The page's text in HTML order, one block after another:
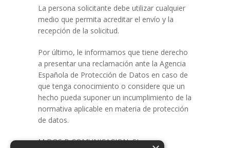
La persona solicitante debe utilizar cualquier
medio que permita acreditar el envío y la
recepción de la solicitud.
Por último, le informamos que tiene derecho
a presentar una reclamación ante la Agencia
Española de Protección de Datos en caso de
que tenga conocimiento o considere que un
hecho pueda suponer un incumplimiento de la
normativa aplicable en materia de protección
de datos.
M DOS B COMUNICACION, SL se